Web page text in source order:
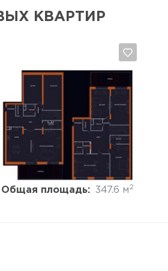
КВАРТИР
Общая площадь: 347.6 м2
Да, удалить Отмена